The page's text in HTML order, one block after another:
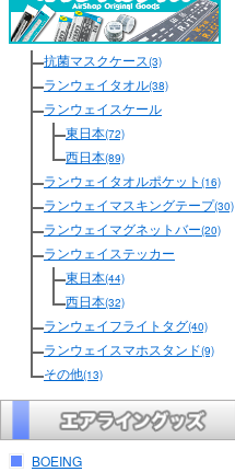
抗菌マスクケース(3)
ランウェイタオル(38)
ランウェイスケール
東日本(72)
西日本(89)
ランウェイタオルポケット (16)
ランウェイマスキングテープ(30)
ランウェイマグネットバー(20)
ランウェイステッカー
東日本(44)
西日本(32)
ランウェイフライトタグ(40)
ランウェイスマホスタンド(9)
その他(13)
BOEING